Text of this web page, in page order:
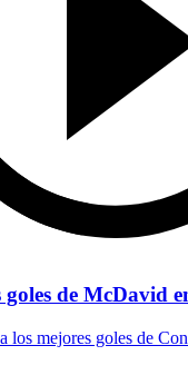
de McDavid
los mejores goles de